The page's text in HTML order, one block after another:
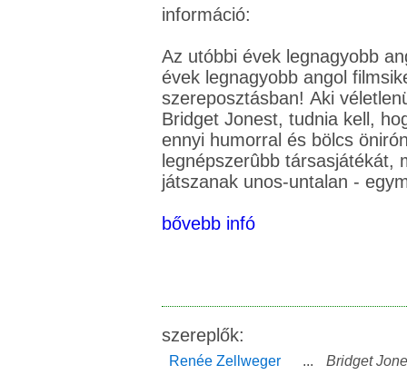
információ:
Az utóbbi évek legnagyobb
évek legnagyobb angol
szereposztásban! Aki
Bridget Jonest, tudnia kell,
ennyi humorral és bölcs
legnépszerûbb társasjátékát,
bővebb infó
szereplők:
Renée Zellweger ...
Bridget